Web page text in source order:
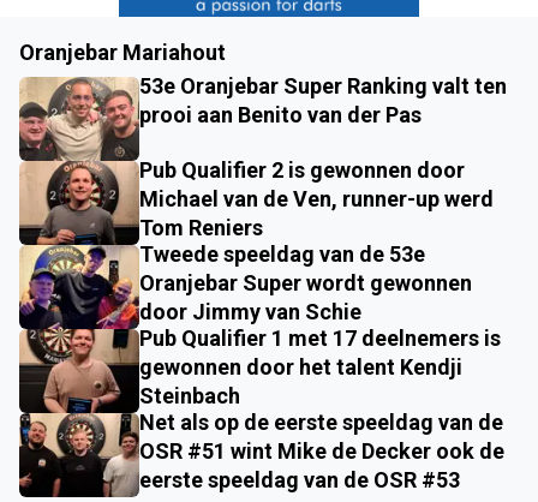
Oranjebar Mariahout
53e Oranjebar Super Ranking valt ten
prooi aan Benito van der Pas
Pub Qualifier 2 is gewonnen door
Michael van de Ven, runner-up werd
Tom Reniers
Tweede speeldag van de 53e
Oranjebar Super wordt gewonnen
door Jimmy van Schie
Pub Qualifier 1 met 17 deelnemers is
gewonnen door het talent Kendji
Steinbach
Net als op de eerste speeldag van de
OSR #51 wint Mike de Decker ook de
eerste speeldag van de OSR #53